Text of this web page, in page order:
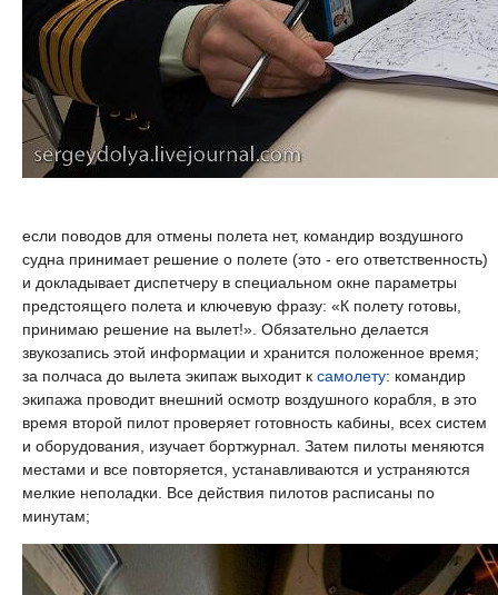
если поводов для отмены полета нет, командир воздушного
судна принимает решение о полете (это - его ответственность)
и докладывает диспетчеру в специальном окне параметры
предстоящего полета и ключевую фразу: «К полету готовы,
принимаю решение на вылет!». Обязательно делается
звукозапись этой информации и хранится положенное время;
за полчаса до вылета экипаж выходит к самолету: командир
экипажа проводит внешний осмотр воздушного корабля, в это
время второй пилот проверяет готовность кабины, всех систем
и оборудования, изучает бортжурнал. Затем пилоты меняются
местами и все повторяется, устанавливаются и устраняются
мелкие неполадки. Все действия пилотов расписаны по
минутам;